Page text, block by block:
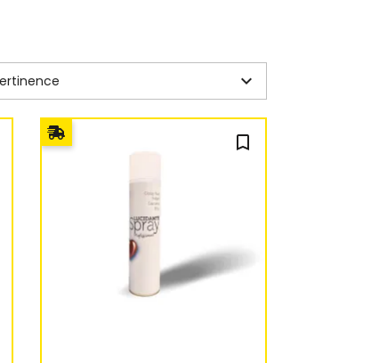

bookmark_outline